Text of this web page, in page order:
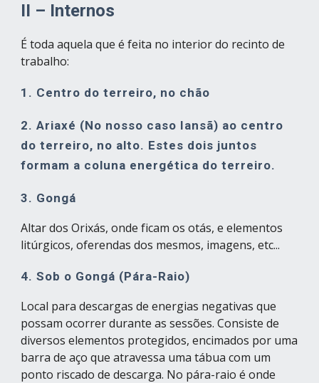
II – Internos
É toda aquela que é feita no interior do recinto de
trabalho:
1. Centro do terreiro, no chão
2. Ariaxé (No nosso caso Iansã) ao centro
do terreiro, no alto. Estes dois juntos
formam a coluna energética do terreiro.
3. Gongá
Altar dos Orixás, onde ficam os otás, e elementos
litúrgicos, oferendas dos mesmos, imagens, etc...
4. Sob o Gongá (Pára-Raio)
Local para descargas de energias negativas que
possam ocorrer durante as sessões. Consiste de
diversos elementos protegidos, encimados por uma
barra de aço que atravessa uma tábua com um
ponto riscado de descarga. No pára-raio é onde